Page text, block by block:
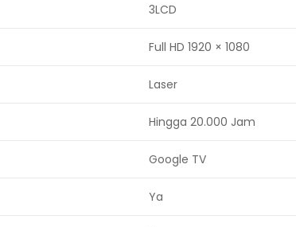
3LCD
Full HD 1920 × 1080
Laser
Hingga 20.000 Jam
Google TV
Ya